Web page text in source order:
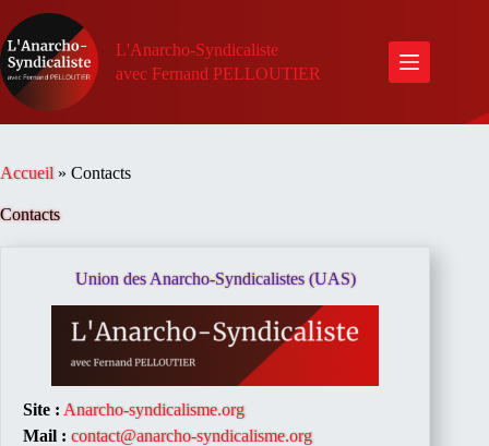
au
contenu
L'Anarcho-Syndicaliste
avec Fernand PELLOUTIER
Accueil » Contacts
Contacts
Union des Anarcho-Syndicalistes (UAS)
Site : Anarcho-syndicalisme.org
Mail : contact@anarcho-syndicalisme.org